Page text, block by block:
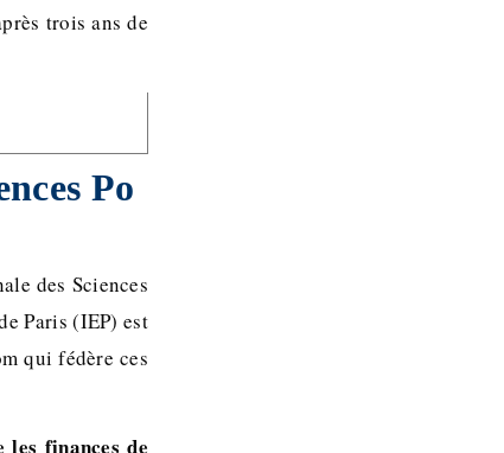
trois ans de
Po
des Sciences
Paris (IEP) est
qui fédère ces
les finances de